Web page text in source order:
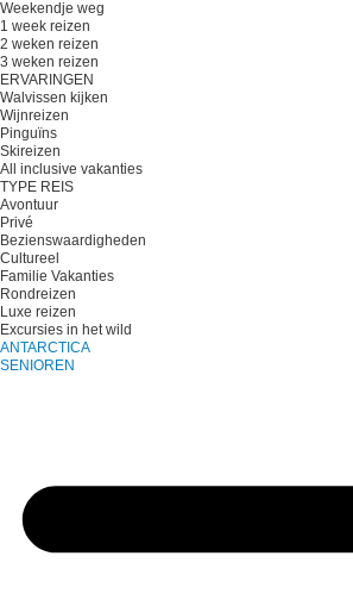
Weekendje weg
1 week reizen
2 weken reizen
3 weken reizen
ERVARINGEN
Walvissen kijken
Wijnreizen
Pinguïns
Skireizen
All inclusive vakanties
TYPE REIS
Avontuur
Privé
Bezienswaardigheden
Cultureel
Familie Vakanties
Rondreizen
Luxe reizen
Excursies in het wild
ANTARCTICA
SENIOREN